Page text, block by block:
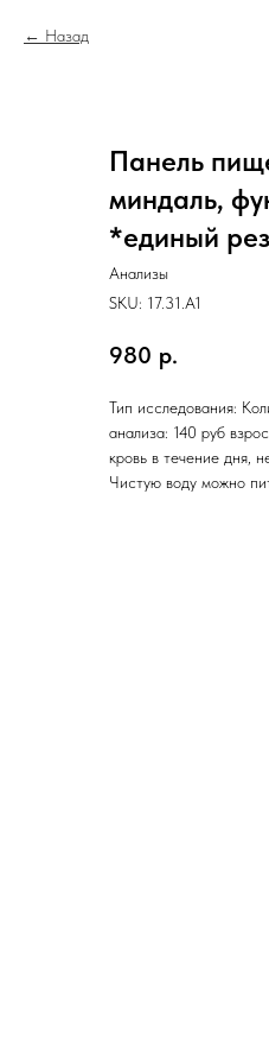
Назад
Панель
миндаль,
*единый
Анализы
SKU: 17.31.A1
980 р.
Тип исследования:
анализа: 140 руб
кровь в течение дня,
Чистую воду можно